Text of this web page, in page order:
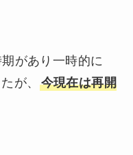
があり一時的に
が、 今現在は再開